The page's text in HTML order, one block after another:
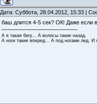
Дата: Суббота, 28.04.2012, 15:33 |
баш длится 4-5 сек? ОК! Даже если
А я такая бегу... А волосы такие назад.
А ноги такие вперед... А под ногами лед. И